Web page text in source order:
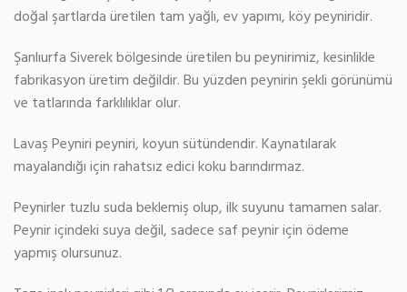
doğal şartlarda üretilen tam yağlı, ev yapımı, köy peyniridir.
Şanlıurfa Siverek bölgesinde üretilen bu peynirimiz, kesinlikle
fabrikasyon üretim değildir. Bu yüzden peynirin şekli görünümü
ve tatlarında farklılıklar olur.
Lavaş Peyniri peyniri, koyun sütündendir. Kaynatılarak
mayalandığı için rahatsız edici koku barındırmaz.
Peynirler tuzlu suda beklemiş olup, ilk suyunu tamamen salar.
Peynir içindeki suya değil, sadece saf peynir için ödeme
yapmış olursunuz.